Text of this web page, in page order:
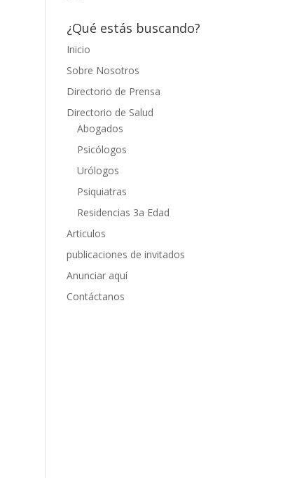
¿Qué estás buscando?
Inicio
Sobre Nosotros
Directorio de Prensa
Directorio de Salud
Abogados
Psicólogos
Urólogos
Psiquiatras
Residencias 3a Edad
Articulos
publicaciones de invitados
Anunciar aquí
Contáctanos